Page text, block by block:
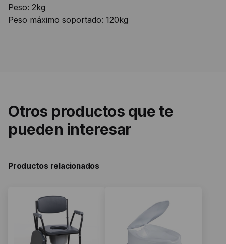
Peso: 2kg
Peso máximo soportado: 120kg
Otros productos que te
pueden interesar
Productos relacionados
producto
tiene